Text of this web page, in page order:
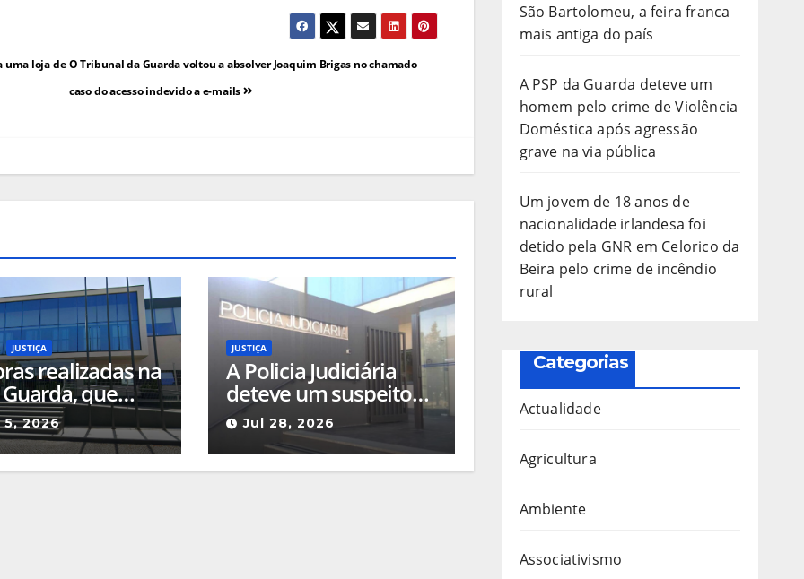
O Tribunal da Guarda voltou a absolver Joaquim Brigas no chamado
caso do acesso indevido a e-mails
uma loja de
JUSTIÇA
realizadas na
Guarda, que
inauguradas
estão sob a
da
5, 2026
JUSTIÇA
A Policia Judiciária
deteve um suspeito
de incêndio florestal
em São Paio – Seia
Jul 28, 2026
São Bartolomeu, a feira franca
mais antiga do país
A PSP da Guarda deteve um
homem pelo crime de Violência
Doméstica após agressão
grave na via pública
Um jovem de 18 anos de
nacionalidade irlandesa foi
detido pela GNR em Celorico da
Beira pelo crime de incêndio
rural
Categorias
Actualidade
Agricultura
Ambiente
Associativismo